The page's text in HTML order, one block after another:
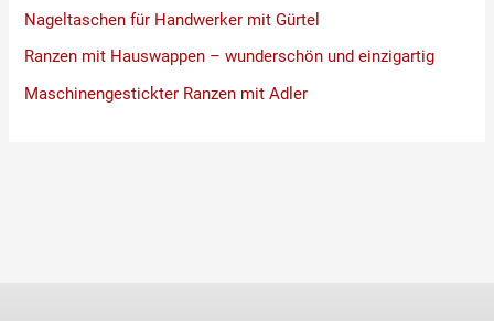
Nageltaschen für Handwerker mit Gürtel
Ranzen mit Hauswappen – wunderschön und einzigartig
Maschinengestickter Ranzen mit Adler